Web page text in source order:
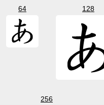
64 128
256